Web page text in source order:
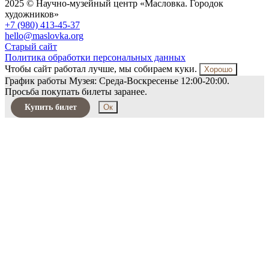
2025 © Научно-музейный центр «Масловка. Городок
художников»
+7 (980) 413-45-37
hello@maslovka.org
Старый сайт
Политика обработки персональных данных
Чтобы сайт работал лучше, мы собираем куки.
Хорошо
График работы Музея: Среда-Воскресенье 12:00-20:00.
Просьба покупать билеты заранее.
Купить билет Ок